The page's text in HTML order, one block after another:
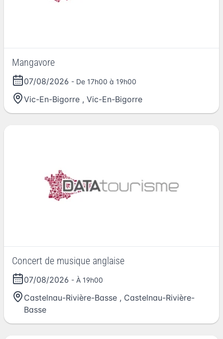
Mangavore
07/08/2026 - De 17h00 à 19h00
Vic-En-Bigorre , Vic-En-Bigorre
Concert de musique anglaise
07/08/2026 - À 19h00
Castelnau-Rivière-Basse , Castelnau-Rivière-
Basse